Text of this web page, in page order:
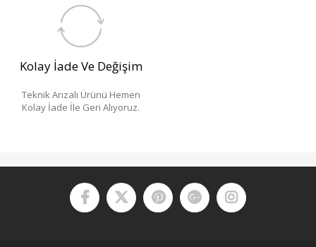
Kolay İade Ve Değişim
Teknik Arızalı Ürünü Hemen
Kolay İade İle Geri Alıyoruz.